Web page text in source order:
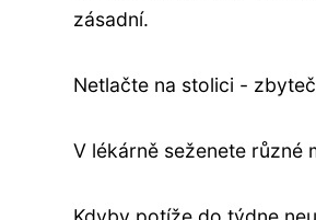
zásadní.
Netlačte na stolici -
V lékárně seženete různé